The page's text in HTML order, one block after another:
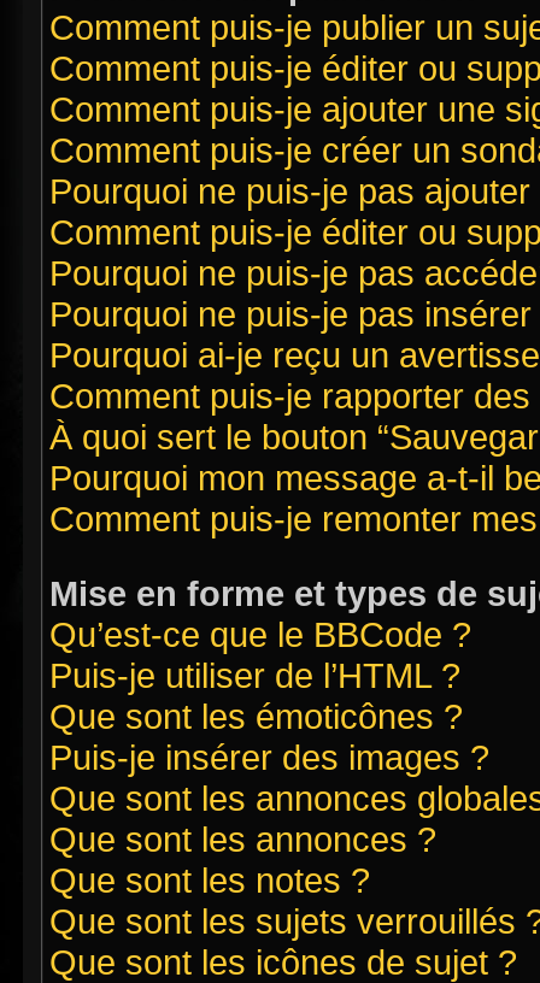
Comment puis-je publier un
Comment puis-je éditer ou
Comment puis-je ajouter une
Comment puis-je créer un
Pourquoi ne puis-je pas
Comment puis-je éditer ou
Pourquoi ne puis-je pas
Pourquoi ne puis-je pas
Pourquoi ai-je reçu un
Comment puis-je rapporter
À quoi sert le bouton
Pourquoi mon message a-t-il
Comment puis-je remonter
Mise en forme et types de
Qu’est-ce que le BBCode ?
Puis-je utiliser de l’HTML ?
Que sont les émoticônes ?
Puis-je insérer des images ?
Que sont les annonces
Que sont les annonces ?
Que sont les notes ?
Que sont les sujets verrouillés
Que sont les icônes de sujet ?